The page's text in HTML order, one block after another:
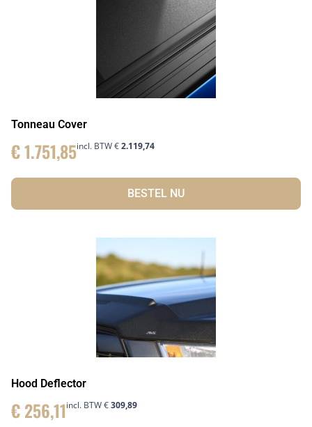
Tonneau Cover
€1.751,85incl. BTW€2.119,74
BESTEL NU
Hood Deflector
€256,11incl. BTW€309,89